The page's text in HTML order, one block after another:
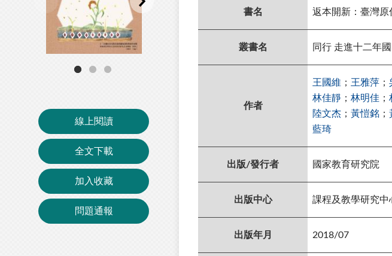
線上閱讀
全文下載
加入收藏
問題通報
書名 返本開新：臺灣
叢書名 同行 走進十二年
作者
王國維 ； 王雅萍 ；
林佳靜 ； 林明佳 ；
陸文杰 ； 黃愷銘 ；
藍琦
出版/發行者 國家教育研究院
出版中心 課程及教學研究中
出版年月 2018/07